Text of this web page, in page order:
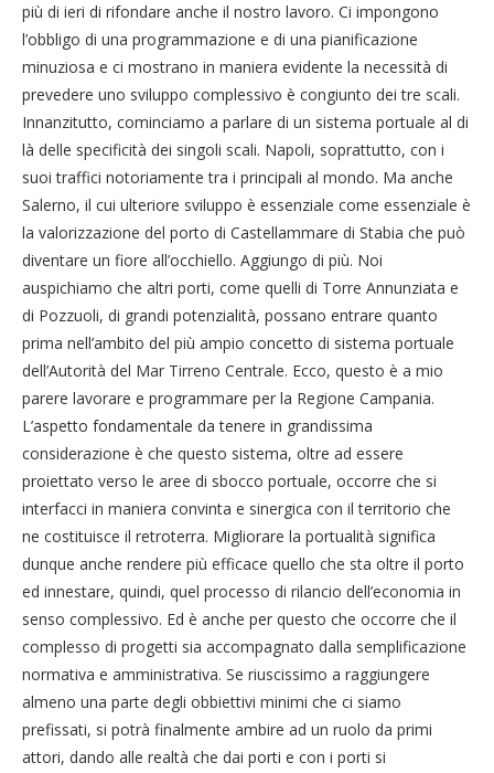
più di ieri di rifondare anche il nostro lavoro. Ci impongono
l’obbligo di una programmazione e di una pianificazione
minuziosa e ci mostrano in maniera evidente la necessità di
prevedere uno sviluppo complessivo è congiunto dei tre scali.
Innanzitutto, cominciamo a parlare di un sistema portuale al di
là delle specificità dei singoli scali. Napoli, soprattutto, con i
suoi traffici notoriamente tra i principali al mondo. Ma anche
Salerno, il cui ulteriore sviluppo è essenziale come essenziale è
la valorizzazione del porto di Castellammare di Stabia che può
diventare un fiore all’occhiello. Aggiungo di più. Noi
auspichiamo che altri porti, come quelli di Torre Annunziata e
di Pozzuoli, di grandi potenzialità, possano entrare quanto
prima nell’ambito del più ampio concetto di sistema portuale
dell’Autorità del Mar Tirreno Centrale. Ecco, questo è a mio
parere lavorare e programmare per la Regione Campania.
L’aspetto fondamentale da tenere in grandissima
considerazione è che questo sistema, oltre ad essere
proiettato verso le aree di sbocco portuale, occorre che si
interfacci in maniera convinta e sinergica con il territorio che
ne costituisce il retroterra. Migliorare la portualità significa
dunque anche rendere più efficace quello che sta oltre il porto
ed innestare, quindi, quel processo di rilancio dell’economia in
senso complessivo. Ed è anche per questo che occorre che il
complesso di progetti sia accompagnato dalla semplificazione
normativa e amministrativa. Se riuscissimo a raggiungere
almeno una parte degli obbiettivi minimi che ci siamo
prefissati, si potrà finalmente ambire ad un ruolo da primi
attori, dando alle realtà che dai porti e con i porti si